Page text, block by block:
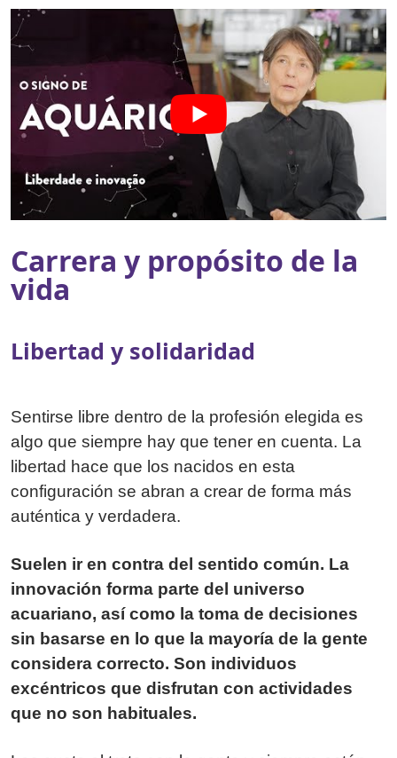
Carrera y propósito de la
vida
Libertad y solidaridad
Sentirse libre dentro de la profesión elegida es
algo que siempre hay que tener en cuenta. La
libertad hace que los nacidos en esta
configuración se abran a crear de forma más
auténtica y verdadera.
Suelen ir en contra del sentido común. La
innovación forma parte del universo
acuariano, así como la toma de decisiones
sin basarse en lo que la mayoría de la gente
considera correcto. Son individuos
excéntricos que disfrutan con actividades
que no son habituales.